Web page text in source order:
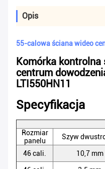
Opis
55-calowa ściana wideo
Komórka
centrum
LTI550HN11
Specyfikacja
Rozmiar
panelu
Szyw
46 cali. 10,7 mm